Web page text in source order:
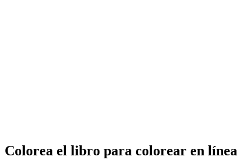
Colorea el libro para colorear en línea